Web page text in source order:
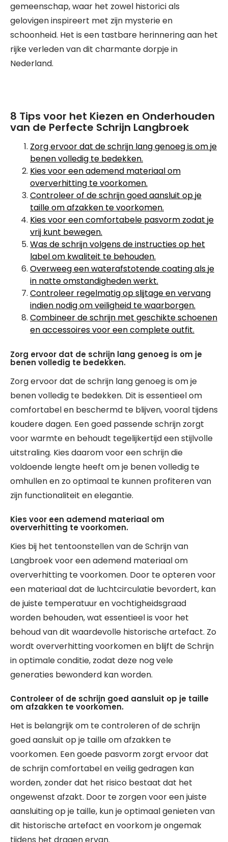
gemeenschap, waar het zowel historici als
gelovigen inspireert met zijn mysterie en
schoonheid. Het is een tastbare herinnering aan het
rijke verleden van dit charmante dorpje in
Nederland.
8 Tips voor het Kiezen en Onderhouden
van de Perfecte Schrijn Langbroek
Zorg ervoor dat de schrijn lang genoeg is om je
benen volledig te bedekken.
Kies voor een ademend materiaal om
oververhitting te voorkomen.
Controleer of de schrijn goed aansluit op je
taille om afzakken te voorkomen.
Kies voor een comfortabele pasvorm zodat je
vrij kunt bewegen.
Was de schrijn volgens de instructies op het
label om kwaliteit te behouden.
Overweeg een waterafstotende coating als je
in natte omstandigheden werkt.
Controleer regelmatig op slijtage en vervang
indien nodig om veiligheid te waarborgen.
Combineer de schrijn met geschikte schoenen
en accessoires voor een complete outfit.
Zorg ervoor dat de schrijn lang genoeg is om je
benen volledig te bedekken.
Zorg ervoor dat de schrijn lang genoeg is om je
benen volledig te bedekken. Dit is essentieel om
comfortabel en beschermd te blijven, vooral tijdens
koudere dagen. Een goed passende schrijn zorgt
voor warmte en behoudt tegelijkertijd een stijlvolle
uitstraling. Kies daarom voor een schrijn die
voldoende lengte heeft om je benen volledig te
omhullen en zo optimaal te kunnen profiteren van
zijn functionaliteit en elegantie.
Kies voor een ademend materiaal om
oververhitting te voorkomen.
Kies bij het tentoonstellen van de Schrijn van
Langbroek voor een ademend materiaal om
oververhitting te voorkomen. Door te opteren voor
een materiaal dat de luchtcirculatie bevordert, kan
de juiste temperatuur en vochtigheidsgraad
worden behouden, wat essentieel is voor het
behoud van dit waardevolle historische artefact. Zo
wordt oververhitting voorkomen en blijft de Schrijn
in optimale conditie, zodat deze nog vele
generaties bewonderd kan worden.
Controleer of de schrijn goed aansluit op je taille
om afzakken te voorkomen.
Het is belangrijk om te controleren of de schrijn
goed aansluit op je taille om afzakken te
voorkomen. Een goede pasvorm zorgt ervoor dat
de schrijn comfortabel en veilig gedragen kan
worden, zonder dat het risico bestaat dat het
ongewenst afzakt. Door te zorgen voor een juiste
aansluiting op je taille, kun je optimaal genieten van
dit historische artefact en voorkom je ongemak